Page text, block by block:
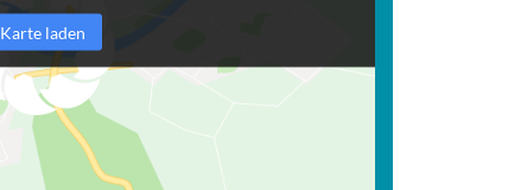
Karte laden